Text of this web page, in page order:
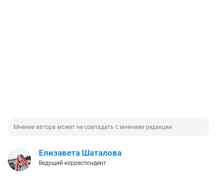
Мнение автора может не совпадать с мнением редакции
Елизавета Шаталова
Ведущий корреспондент